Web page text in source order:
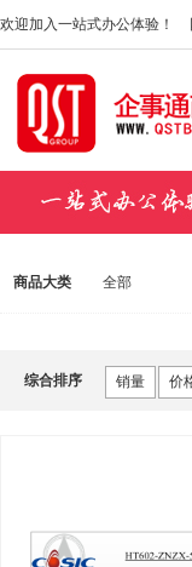
欢迎加入一站式办公体验！
商品大类 全部
综合排序 销量 价